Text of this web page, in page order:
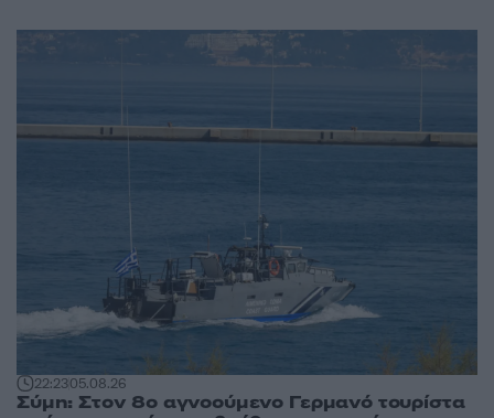
22:2305.08.26
Σύμη: Στον 8ο αγνοούμενο Γερμανό τουρίστα